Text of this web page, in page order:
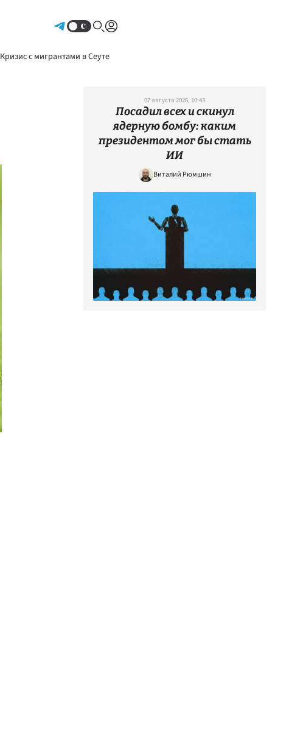
Кризис с мигрантами в Сеуте
07 августа 2026, 10:43
Посадил всех и скинул
ядерную бомбу: каким
президентом мог бы стать
ИИ
Виталий Рюмшин